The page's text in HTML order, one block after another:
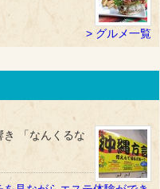
グルメ一覧
「なんくるな